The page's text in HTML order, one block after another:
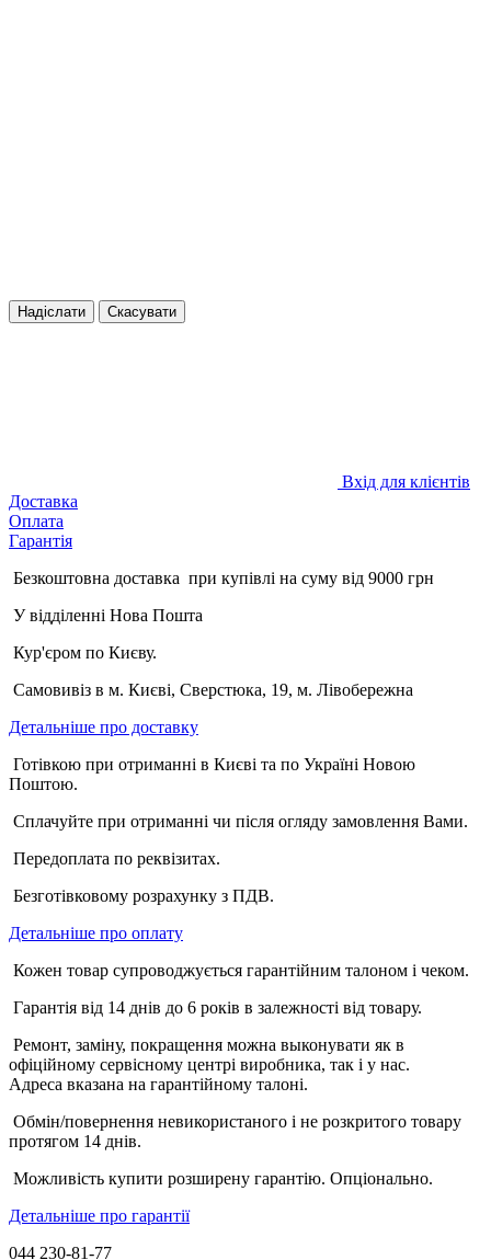
Надіслати Скасувати
Вхід для клієнтів
Доставка
Оплата
Гарантія
Безкоштовна доставка при купівлі на суму від 9000 грн
У відділенні Нова Пошта
Кур'єром по Києву.
Самовивіз в м. Києві, Сверстюка, 19, м. Лівобережна
Детальніше про доставку
Готівкою при отриманні в Києві та по Україні Новою
Поштою.
Сплачуйте при отриманні чи після огляду замовлення Вами.
Передоплата по реквізитах.
Безготівковому розрахунку з ПДВ.
Детальніше про оплату
Кожен товар супроводжується гарантійним талоном і чеком.
Гарантія від 14 днів до 6 років в залежності від товару.
Ремонт, заміну, покращення можна выконувати як в
офіційному сервісному центрі виробника, так і у нас.
Адреса вказана на гарантійному талоні.
Обмін/повернення невикористаного і не розкритого товару
протягом 14 днів.
Можливість купити розширену гарантію. Опціонально.
Детальніше про гарантії
044 230-81-77